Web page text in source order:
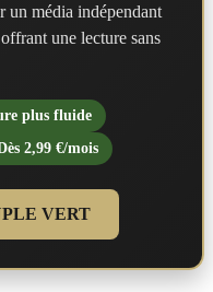
un média indépendant
une lecture sans
plus fluide
2,99 €/mois
VERT